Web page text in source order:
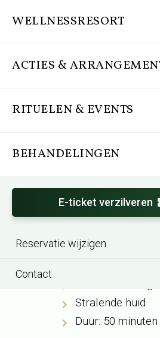
WELLNESSRESORT
ACTIES &
RITUELEN & EVENTS
BEHANDELINGEN
E-ticket verzilveren
Reservatie wijzigen
Contact
Specific
Huidgerichte
Alginaatmasker
Stralende huid
Duur: 50 minuten